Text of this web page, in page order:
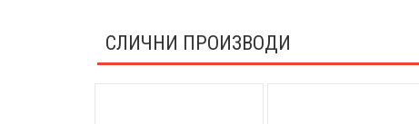
СЛИЧНИ ПРОИЗВОДИ